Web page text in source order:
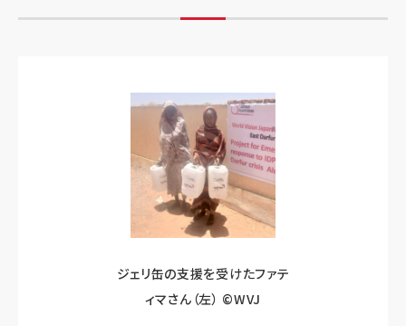
ジェリ缶の支援を受けたファテ
ィマさん（左） ©WVJ